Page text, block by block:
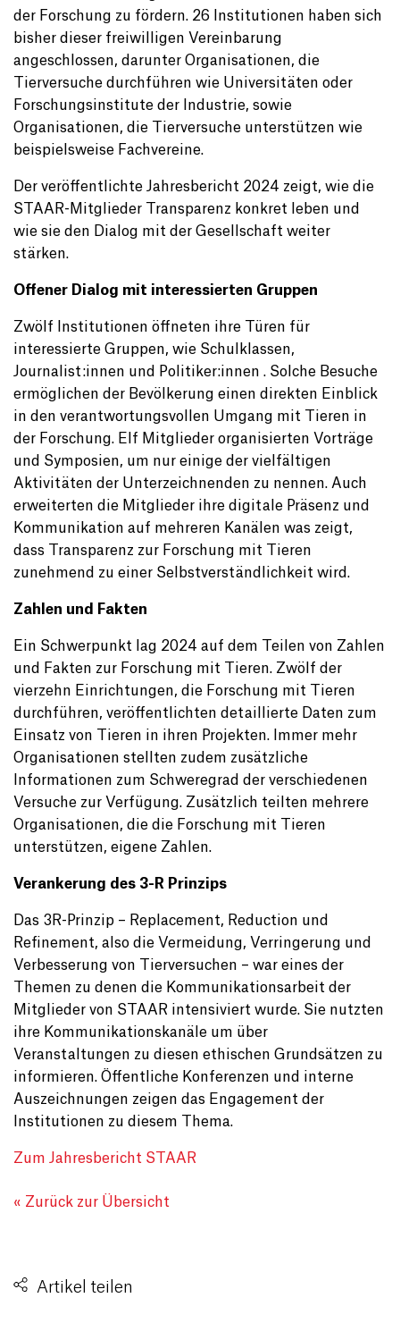
der Forschung zu fördern. 26 Institutionen haben sich
bisher dieser freiwilligen Vereinbarung
angeschlossen, darunter Organisationen, die
Tierversuche durchführen wie Universitäten oder
Forschungsinstitute der Industrie, sowie
Organisationen, die Tierversuche unterstützen wie
beispielsweise Fachvereine.
Der veröffentlichte Jahresbericht 2024 zeigt, wie die
STAAR-Mitglieder Transparenz konkret leben und
wie sie den Dialog mit der Gesellschaft weiter
stärken.
Offener Dialog mit interessierten Gruppen
Zwölf Institutionen öffneten ihre Türen für
interessierte Gruppen, wie Schulklassen,
Journalist:innen und Politiker:innen . Solche Besuche
ermöglichen der Bevölkerung einen direkten Einblick
in den verantwortungsvollen Umgang mit Tieren in
der Forschung. Elf Mitglieder organisierten Vorträge
und Symposien, um nur einige der vielfältigen
Aktivitäten der Unterzeichnenden zu nennen. Auch
erweiterten die Mitglieder ihre digitale Präsenz und
Kommunikation auf mehreren Kanälen was zeigt,
dass Transparenz zur Forschung mit Tieren
zunehmend zu einer Selbstverständlichkeit wird.
Zahlen und Fakten
Ein Schwerpunkt lag 2024 auf dem Teilen von Zahlen
und Fakten zur Forschung mit Tieren. Zwölf der
vierzehn Einrichtungen, die Forschung mit Tieren
durchführen, veröffentlichten detaillierte Daten zum
Einsatz von Tieren in ihren Projekten. Immer mehr
Organisationen stellten zudem zusätzliche
Informationen zum Schweregrad der verschiedenen
Versuche zur Verfügung. Zusätzlich teilten mehrere
Organisationen, die die Forschung mit Tieren
unterstützen, eigene Zahlen.
Verankerung des 3-R Prinzips
Das 3R-Prinzip – Replacement, Reduction und
Refinement, also die Vermeidung, Verringerung und
Verbesserung von Tierversuchen – war eines der
Themen zu denen die Kommunikationsarbeit der
Mitglieder von STAAR intensiviert wurde. Sie nutzten
ihre Kommunikationskanäle um über
Veranstaltungen zu diesen ethischen Grundsätzen zu
informieren. Öffentliche Konferenzen und interne
Auszeichnungen zeigen das Engagement der
Institutionen zu diesem Thema.
Zum Jahresbericht STAAR
« Zurück zur Übersicht
Artikel teilen